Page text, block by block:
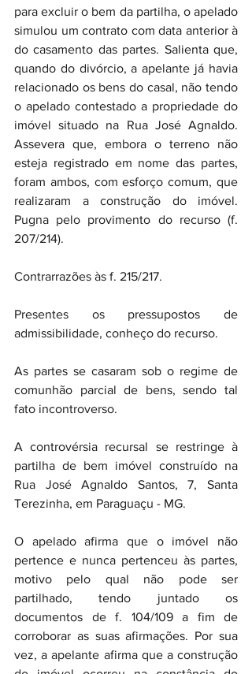
para excluir o bem da partilha, o apelado
simulou um contrato com data anterior à
do casamento das partes. Salienta que,
quando do divórcio, a apelante já havia
relacionado os bens do casal, não tendo
o apelado contestado a propriedade do
imóvel situado na Rua José Agnaldo.
Assevera que, embora o terreno não
esteja registrado em nome das partes,
foram ambos, com esforço comum, que
realizaram a construção do imóvel.
Pugna pelo provimento do recurso (f.
207/214).
Contrarrazões às f. 215/217.
Presentes os pressupostos de
admissibilidade, conheço do recurso.
As partes se casaram sob o regime de
comunhão parcial de bens, sendo tal
fato incontroverso.
A controvérsia recursal se restringe à
partilha de bem imóvel construído na
Rua José Agnaldo Santos, 7, Santa
Terezinha, em Paraguaçu - MG.
O apelado afirma que o imóvel não
pertence e nunca pertenceu às partes,
motivo pelo qual não pode ser
partilhado, tendo juntado os
documentos de f. 104/109 a fim de
corroborar as suas afirmações. Por sua
vez, a apelante afirma que a construção